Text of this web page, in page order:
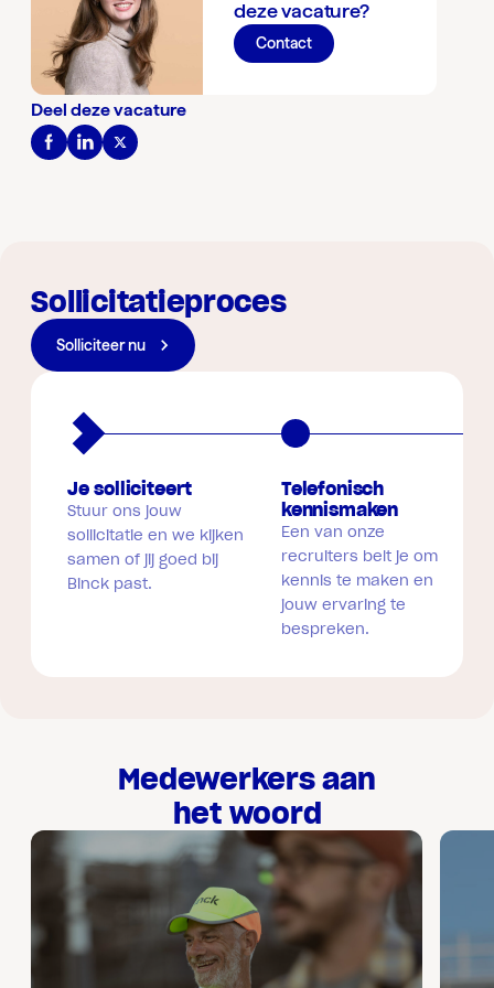
deze vacature?
Contact
Deel deze vacature
Sollicitatieproces
Solliciteer nu
Je solliciteert
Stuur ons jouw
sollicitatie en we kijken
samen of jij goed bij
Binck past.
Telefonisch
kennismaken
Een van onze
recruiters belt je om
kennis te maken en
jouw ervaring te
bespreken.
Medewerkers aan
het woord